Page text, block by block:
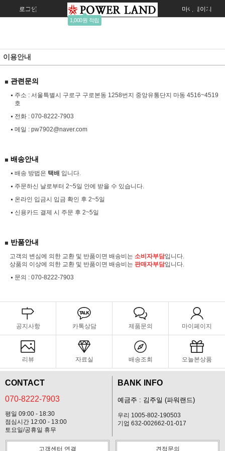
로그인 회원가입
1,000원 적립
주문조회 마이페이지
이용안내
관련문의
주소 : 서울특별시 구로구 구로본동 1258번지 중앙유통단지 마동 4516~4519
호
전화 : 070-8222-7903
메일 : pw7902@naver.com
배송안내
배송 방법은 택배 입니다.
주문하신 날로부터 2~5일 안에 받을 수 있습니다.
온라인 입금시 입금 확인 후 2~5일
신용카드 결제 시 주문 후 2~5일
반품안내
고객의 변심에 의한 교환 및 반품이면 배송비는 소비자부담입니다.
상품의 이상에 의한 교환 및 반품이면 배송비는 판매자부담입니다.
문의 : 070-8222-7903
공지사항 카톡상담 제품문의 마이페이지
리뷰 자료실 배송조회 오늘본상품
CONTACT
070-8222-7903
평일 09:00 - 18:30
점심시간 12:00 - 13:00
토요일/공휴일 휴무
BANK INFO
예금주 : 김주일 (파워랜드)
우리 1005-802-190503
기업 632-002662-01-017
고객센터 연결 견적문의